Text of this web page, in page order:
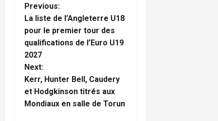
P
o
s
t
n
a
Previous:
La liste de l’Angleterre U18
pour le premier tour des
qualifications de l’Euro U19
2027
Next:
Kerr, Hunter Bell, Caudery
et Hodgkinson titrés aux
Mondiaux en salle de Torun